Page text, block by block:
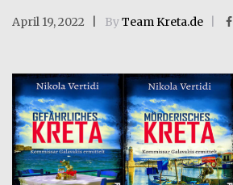
April 19, 2022 ByTeam Kreta.de